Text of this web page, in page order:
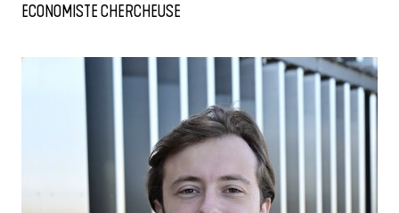
ECONOMISTE CHERCHEUSE